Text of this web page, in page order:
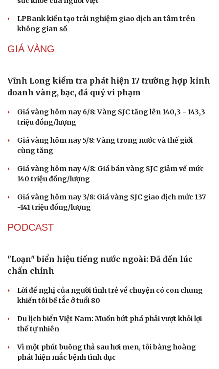
GIẢI TRÍ
sợ làm khổ vợ
thềm kỷ niệm 10 năm thành lập
Nữ chính AI ở Trung Quốc gây sốt với mức phí quảng cáo
hàng tỷ đồng
Dàn người đẹp Gen Z gây bất ngờ khi ứng xử về AI tại
cuộc thi Hoa hậu
“Ngọc Nữ Trời Nam”- bộ sưu tập thời trang ấn tượng của
NTK trẻ Đỗ Quang Trường
DOANH NGHIỆP
ra cơ hội cho người khuyết tật
cùng hơn 720 người khuyết tật
Giải nỗi đau quá tải ứng dụng với nền tảng hội tụ mới
của Viettel
Techcom Life và cách tiếp cận mới cho bài toán bảo vệ
sức khỏe của người Việt
LPBank kiến tạo trải nghiệm giao dịch an tâm trên
không gian số
GIÁ VÀNG